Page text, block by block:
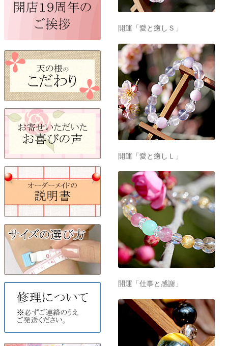
開運「愛と癒しＳ」
開運「愛と癒しＬ」
開運「仕事と感謝」